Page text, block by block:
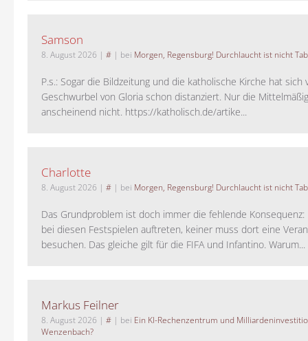
Samson
8. August 2026 | # | bei Morgen, Regensburg! Durchlaucht ist nicht
P.s.: Sogar die Bildzeitung und die katholische Kirche hat sich
Geschwurbel von Gloria schon distanziert. Nur die
anscheinend nicht. https://katholisch.de/artike...
Charlotte
8. August 2026 | # | bei Morgen, Regensburg! Durchlaucht ist nicht
Das Grundproblem ist doch immer die fehlende
bei diesen Festspielen auftreten, keiner muss dort eine
besuchen. Das gleiche gilt für die FIFA und Infantino. Warum...
Markus Feilner
8. August 2026 | # | bei Ein KI-Rechenzentrum und
Wenzenbach?